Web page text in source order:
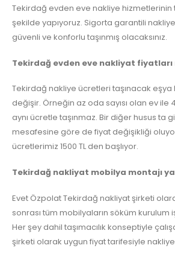
Tekirdağ evden eve nakliye
şekilde yapıyoruz. Sigorta garantili
güvenli ve konforlu taşınmış olacaksınız.
Tekirdağ evden eve nakliyat fiyatları
Tekirdağ nakliye ücretleri taşınacak
değişir. Örneğin az oda sayısı olan ev ile
aynı ücretle taşınmaz. Bir diğer husus ta
mesafesine göre de fiyat değişikliği
ücretlerimiz 1500 TL den başlıyor.
Tekirdağ nakliyat mobilya montajı
Evet Özpolat Tekirdağ nakliyat şirketi
sonrası tüm mobilyaların söküm kurulum
Her şey dahil taşımacılık konseptiyle
şirketi olarak uygun fiyat tarifesiyle